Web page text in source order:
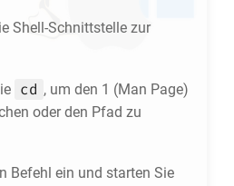
Shell-Schnittstelle zur
cd , um den 1 (Man Page)
oder den Pfad zu
Befehl ein und starten Sie